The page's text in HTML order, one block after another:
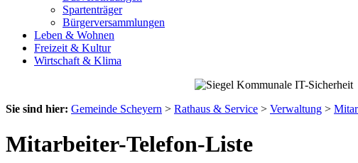
Spartenträger
Bürgerversammlungen
Leben & Wohnen
Freizeit & Kultur
Wirtschaft & Klima
Sie sind hier: Gemeinde Scheyern > Rathaus & Service > Verwaltung >
Mitarbeiter-Telefon-Liste